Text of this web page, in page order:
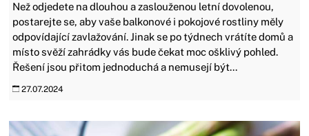
Než odjedete na dlouhou a zaslouženou letní dovolenou,
postarejte se, aby vaše balkonové i pokojové rostliny měly
odpovídající zavlažování. Jinak se po týdnech vrátíte domů a
místo svěží zahrádky vás bude čekat moc ošklivý pohled.
Řešení jsou přitom jednoduchá a nemusejí být...
27.07.2024